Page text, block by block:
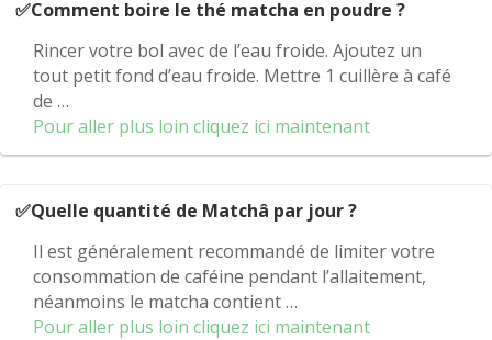
✅Comment boire le thé matcha en poudre ?
Rincer votre bol avec de l’eau froide. Ajoutez un
tout petit fond d’eau froide. Mettre 1 cuillère à café
de …
Pour aller plus loin cliquez ici maintenant
✅Quelle quantité de Matchâ par jour ?
Il est généralement recommandé de limiter votre
consommation de caféine pendant l’allaitement,
néanmoins le matcha contient …
Pour aller plus loin cliquez ici maintenant